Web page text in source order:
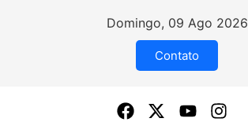
Domingo, 09 Ago 2026
Contato